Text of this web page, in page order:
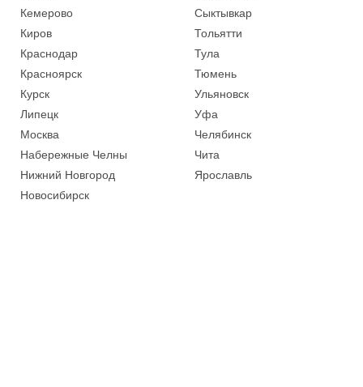
Кемерово
Киров
Краснодар
Красноярск
Курск
Липецк
Москва
Набережные Челны
Нижний Новгород
Новосибирск
Сыктывкар
Тольятти
Тула
Тюмень
Ульяновск
Уфа
Челябинск
Чита
Ярославль